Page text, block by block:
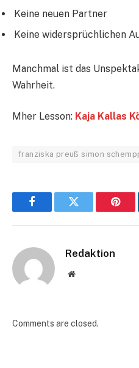
Keine neuen Partner
Keine widersprüchlichen
Manchmal ist das
Wahrheit.
Mher Lesson: Kaja Kallas
franziska preuß simon
FacebookTwitter
Redaktion
Website
Comments are closed.